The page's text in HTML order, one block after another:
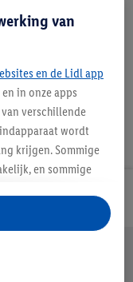
klant
van
en de Lidl app
in onze apps
verschillende
wordt
krijgen. Sommige
en sommige
en
van
de Lidl-diensten.